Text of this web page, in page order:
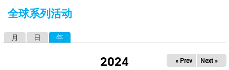
这
全球系列活动
月 日 年
2024 « Prev Next »